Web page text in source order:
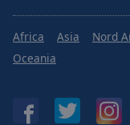
Africa Asia Nord
Oceania